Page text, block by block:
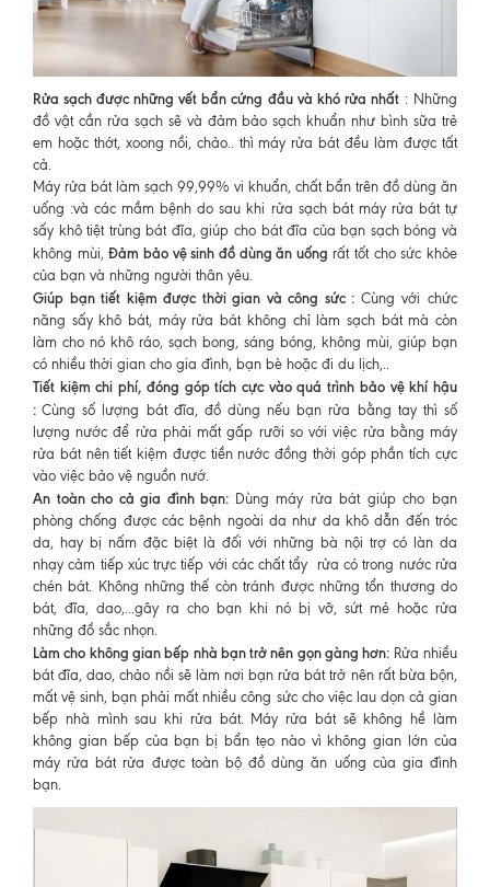
Rửa sạch được những vết bẩn cứng đầu và khó rửa nhất: Những
đồ vật cần rửa sạch sẽ và đảm bảo sạch khuẩn như bình sữa trẻ
em hoặc thớt, xoong nồi, chảo.. thì máy rửa bát đều làm được tất
cả.
Máy rửa bát làm sạch 99,99% vi khuẩn, chất bẩn trên đồ dùng ăn
uống :và các mầm bệnh do sau khi rửa sạch bát máy rửa bát tự
sấy khô tiệt trùng bát đĩa, giúp cho bát đĩa của bạn sạch bóng và
không mùi,Đảm bảo vệ sinh đồ dùng ăn uống rất tốt cho sức khỏe
của bạn và những người thân yêu.
Giúp bạn tiết kiệm được thời gian và công sức : Cùng với chức
năng sấy khô bát, máy rửa bát không chỉ làm sạch bát mà còn
làm cho nó khô ráo, sạch bong, sáng bóng, không mùi, giúp bạn
có nhiều thời gian cho gia đình, bạn bè hoặc đi du lịch,..
Tiết kiệm chi phí, đóng góp tích cực vào quá trình bảo vệ khí hậu
:Cùng số lượng bát đĩa, đồ dùng nếu bạn rửa bằng tay thì số
lượng nước để rửa phải mất gấp rưỡi so với việc rửa bằng máy
rửa bát nên tiết kiệm được tiền nước đồng thời góp phần tích cực
vào việc bảo vệ nguồn nướ.
An toàn cho cả gia đình bạn: Dùng máy rửa bát giúp cho bạn
phòng chống được các bệnh ngoài da như da khô dẫn đến tróc
da, hay bị nấm đặc biệt là đối với những bà nội trợ có làn da
nhạy cảm tiếp xúc trực tiếp với các chất tẩy rửa có trong nước rửa
chén bát. Không những thế còn tránh được những tổn thương do
bát, đĩa, dao,...gây ra cho bạn khi nó bị vỡ, sứt mẻ hoặc rửa
những đồ sắc nhọn.
Làm cho không gian bếp nhà bạn trở nên gọn gàng hơn: Rửa nhiều
bát đĩa, dao, chảo nồi sẽ làm nơi bạn rửa bát trở nên rất bừa bộn,
mất vệ sinh, bạn phải mất nhiều công sức cho việc lau dọn cả gian
bếp nhà mình sau khi rửa bát. Máy rửa bát sẽ không hề làm
không gian bếp của bạn bị bẩn tẹo nào vì không gian lớn của
máy rửa bát rửa được toàn bộ đồ dùng ăn uống của gia đình
bạn.